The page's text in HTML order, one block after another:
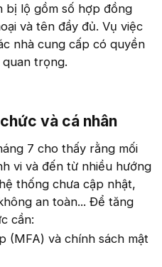
bị lộ gồm số hợp đồng
và tên đầy đủ. Vụ việc
nhà cung cấp có quyền
trọng.
và cá nhân​
7 cho thấy rằng mối
vi và đến từ nhiều hướng
thống chưa cập nhật,
an toàn... Để tăng
cần:
(MFA) và chính sách mật